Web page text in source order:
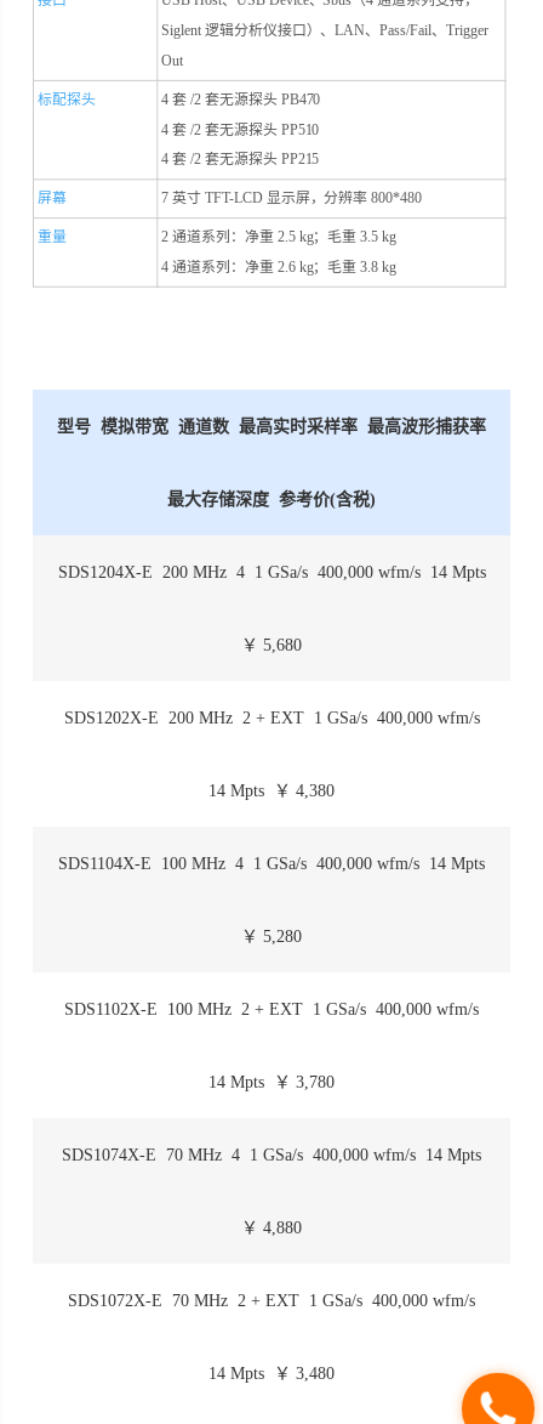
Siglent 逻辑分析仪接口）、LAN、Pass/Fail、Trigger
Out
标配探头
4 套 /2 套无源探头 PB470
4 套 /2 套无源探头 PP510
4 套 /2 套无源探头 PP215
屏幕 7 英寸 TFT-LCD 显示屏，分辨率 800*480
重量
2 通道系列：净重 2.5 kg；毛重 3.5 kg
4 通道系列：净重 2.6 kg；毛重 3.8 kg
型号 模拟带宽 通道数 最高实时采样率 最高波形捕获率
最大存储深度 参考价(含税)
SDS1204X-E 200 MHz 4 1 GSa/s 400,000 wfm/s 14 Mpts
￥ 5,680
SDS1202X-E 200 MHz 2 + EXT 1 GSa/s 400,000 wfm/s
14 Mpts ￥ 4,380
SDS1104X-E 100 MHz 4 1 GSa/s 400,000 wfm/s 14 Mpts
￥ 5,280
SDS1102X-E 100 MHz 2 + EXT 1 GSa/s 400,000 wfm/s
14 Mpts ￥ 3,780
SDS1074X-E 70 MHz 4 1 GSa/s 400,000 wfm/s 14 Mpts
￥ 4,880
SDS1072X-E 70 MHz 2 + EXT 1 GSa/s 400,000 wfm/s
14 Mpts ￥ 3,480